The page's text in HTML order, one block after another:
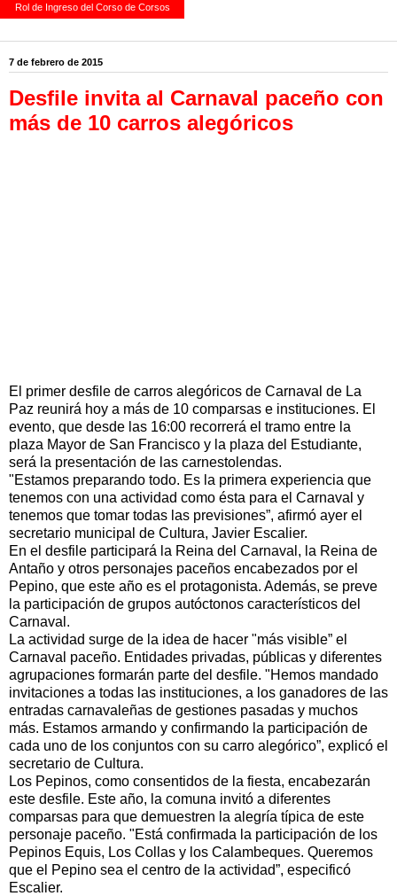
Rol de Ingreso del Corso de Corsos
7 de febrero de 2015
Desfile invita al Carnaval paceño con
más de 10 carros alegóricos
El primer desfile de carros alegóricos de Carnaval de La
Paz reunirá hoy a más de 10 comparsas e instituciones. El
evento, que desde las 16:00 recorrerá el tramo entre la
plaza Mayor de San Francisco y la plaza del Estudiante,
será la presentación de las carnestolendas.
"Estamos preparando todo. Es la primera experiencia que
tenemos con una actividad como ésta para el Carnaval y
tenemos que tomar todas las previsiones”, afirmó ayer el
secretario municipal de Cultura, Javier Escalier.
En el desfile participará la Reina del Carnaval, la Reina de
Antaño y otros personajes paceños encabezados por el
Pepino, que este año es el protagonista. Además, se preve
la participación de grupos autóctonos característicos del
Carnaval.
La actividad surge de la idea de hacer "más visible” el
Carnaval paceño. Entidades privadas, públicas y diferentes
agrupaciones formarán parte del desfile. "Hemos mandado
invitaciones a todas las instituciones, a los ganadores de las
entradas carnavaleñas de gestiones pasadas y muchos
más. Estamos armando y confirmando la participación de
cada uno de los conjuntos con su carro alegórico”, explicó el
secretario de Cultura.
Los Pepinos, como consentidos de la fiesta, encabezarán
este desfile. Este año, la comuna invitó a diferentes
comparsas para que demuestren la alegría típica de este
personaje paceño. "Está confirmada la participación de los
Pepinos Equis, Los Collas y los Calambeques. Queremos
que el Pepino sea el centro de la actividad”, especificó
Escalier.